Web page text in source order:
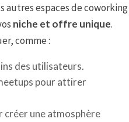
autres espaces de coworking
niche et offre unique.
comme :
des utilisateurs.
pour attirer
une atmosphère